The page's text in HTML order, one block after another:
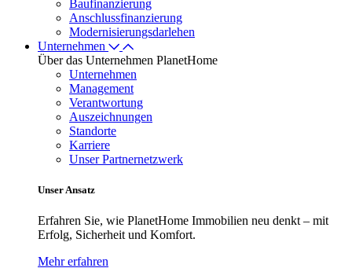
Baufinanzierung
Anschlussfinanzierung
Modernisierungsdarlehen
Unternehmen
Über das Unternehmen PlanetHome
Unternehmen
Management
Verantwortung
Auszeichnungen
Standorte
Karriere
Unser Partnernetzwerk
Unser Ansatz
Erfahren Sie, wie PlanetHome Immobilien neu denkt – mit
Erfolg, Sicherheit und Komfort.
Mehr erfahren